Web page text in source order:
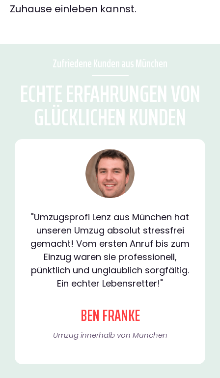
Zuhause einleben kannst.
Zufriedene Kunden aus München
ECHTE ERFAHRUNGEN VON
GLÜCKLICHEN KUNDEN
"Umzugsprofi Lenz aus München hat
unseren Umzug absolut stressfrei
gemacht! Vom ersten Anruf bis zum
Einzug waren sie professionell,
pünktlich und unglaublich sorgfältig.
Ein echter Lebensretter!"
BEN FRANKE
Umzug innerhalb von München​